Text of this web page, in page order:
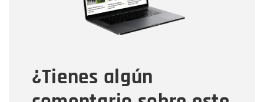
¿Tienes algún
Tipo de comentario
Mensaje